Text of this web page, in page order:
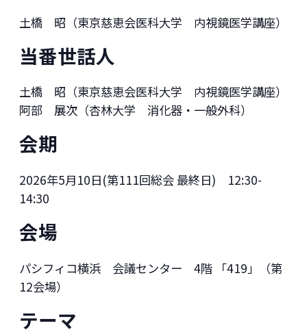
土橋 昭（東京慈恵会医科大学 内視鏡医学講座）
当番世話人
土橋 昭（東京慈恵会医科大学 内視鏡医学講座）
阿部 展次（杏林大学 消化器・一般外科）
会期
2026年5月10日(第111回総会 最終日) 12:30-
14:30
会場
パシフィコ横浜 会議センター 4階 「419」（第
12会場）
テーマ